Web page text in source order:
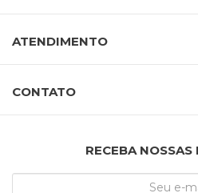
ATENDIMENTO
CONTATO
RECEBA